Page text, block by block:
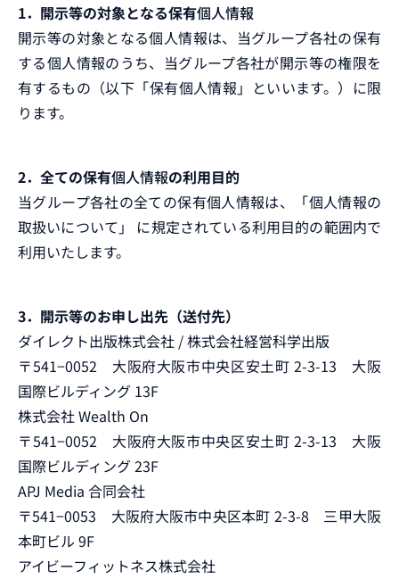
1．開示等の対象となる保有個人情報
開示等の対象となる個人情報は、当グループ各社の保有
する個人情報のうち、当グループ各社が開示等の権限を
有するもの（以下「保有個人情報」といいます。）に限
ります。
2．全ての保有個人情報の利用目的
当グループ各社の全ての保有個人情報は、「個人情報の
取扱いについて」 に規定されている利用目的の範囲内で
利用いたします。
3．開示等のお申し出先（送付先）
ダイレクト出版株式会社 / 株式会社経営科学出版
〒541−0052 大阪府大阪市中央区安土町 2-3-13 大阪
国際ビルディング 13F
株式会社 Wealth On
〒541−0052 大阪府大阪市中央区安土町 2-3-13 大阪
国際ビルディング 23F
APJ Media 合同会社
〒541−0053 大阪府大阪市中央区本町 2-3-8 三甲大阪
本町ビル 9F
アイビーフィットネス株式会社